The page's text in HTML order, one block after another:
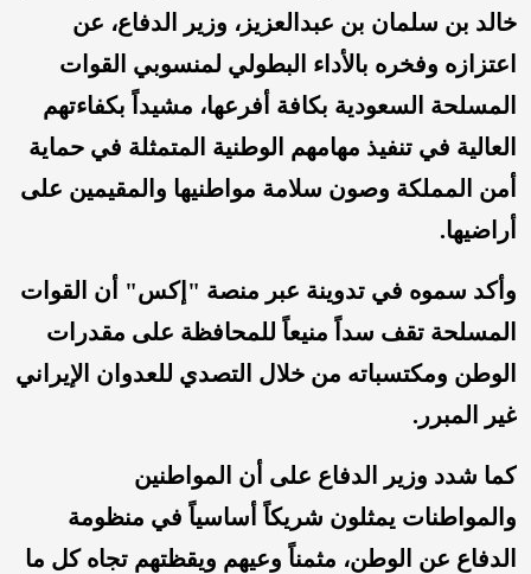
خالد بن سلمان بن عبدالعزيز، وزير الدفاع، عن
اعتزازه وفخره بالأداء البطولي لمنسوبي القوات
المسلحة السعودية بكافة أفرعها، مشيداً بكفاءتهم
العالية في تنفيذ مهامهم الوطنية المتمثلة في حماية
أمن المملكة وصون سلامة مواطنيها والمقيمين على
أراضيها.
وأكد سموه في تدوينة عبر منصة "إكس" أن القوات
المسلحة تقف سداً منيعاً للمحافظة على مقدرات
الوطن ومكتسباته من خلال التصدي للعدوان الإيراني
غير المبرر.
كما شدد وزير الدفاع على أن المواطنين
والمواطنات يمثلون شريكاً أساسياً في منظومة
الدفاع عن الوطن، مثمناً وعيهم ويقظتهم تجاه كل ما